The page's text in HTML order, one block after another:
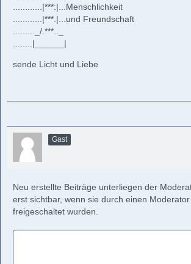
............|***:|...Menschlichkeit
............|***.|...und Freundschaft
........._/.***.._
........|______|
sende Licht und Liebe
Gast
Neu erstellte Beiträge unterliegen der
erst sichtbar, wenn sie durch einen
freigeschaltet wurden.